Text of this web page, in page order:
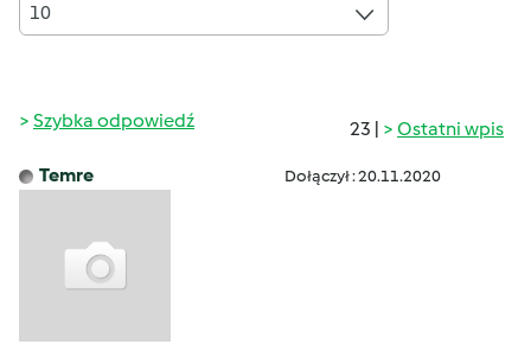
10
23 | Ostatni wpis
Szybka odpowiedź
Temre Dołączył : 20.11.2020